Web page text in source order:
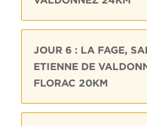
JOUR 6 : LA FAGE,
ETIENNE DE
FLORAC 20KM